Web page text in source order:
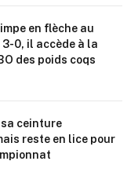
en flèche au
0, il accède à la
des poids coqs
ceinture
reste en lice pour